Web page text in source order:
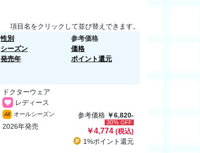
項目名をクリックして並び替えできます。
性別
シーズン
発売年
参考価格
価格
ポイント還元
ドクターウェア
レディース
All オールシーズン
2026年発売
参考価格 ￥6,820-
30% OFF
￥4,774 (税込)
1%ポイント還元